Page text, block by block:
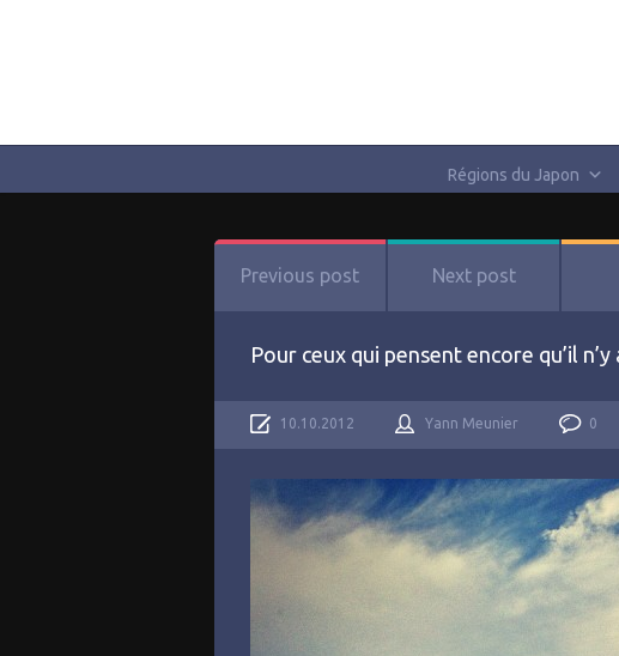
Régions du Japon
Previous post Next post
Pour ceux qui pensent encore qu’il
10.10.2012 Yann Meunier 0